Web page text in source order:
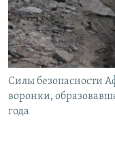
ПОБЕДИТЕЛЕЙ НЕ
ELIFBE
УКРАИНСКАЯ
ПРИСОЕДИНЯЙТЕСЬ!
Все сайты RFE/RL
Силы безопасности
воронки,
года